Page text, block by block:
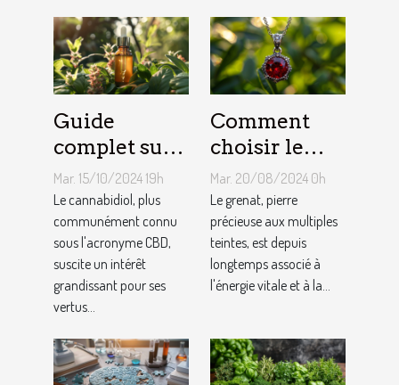
Guide
complet sur
les bienfaits
du CBD et les
réductions
disponibles
Mar. 15/10/2024 19h
Le cannabidiol, plus
communément connu
sous l'acronyme CBD,
suscite un intérêt
grandissant pour ses
vertus...
Comment
choisir le
bon bijou en
grenat pour
booster son
énergie
Mar. 20/08/2024 0h
Le grenat, pierre
précieuse aux multiples
teintes, est depuis
longtemps associé à
l'énergie vitale et à la...